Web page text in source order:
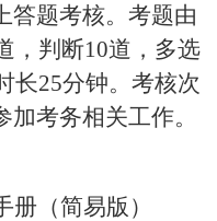
答题考核。考题由
，判断10道，多选
长25分钟。考核次
考务相关工作。
（简易版）